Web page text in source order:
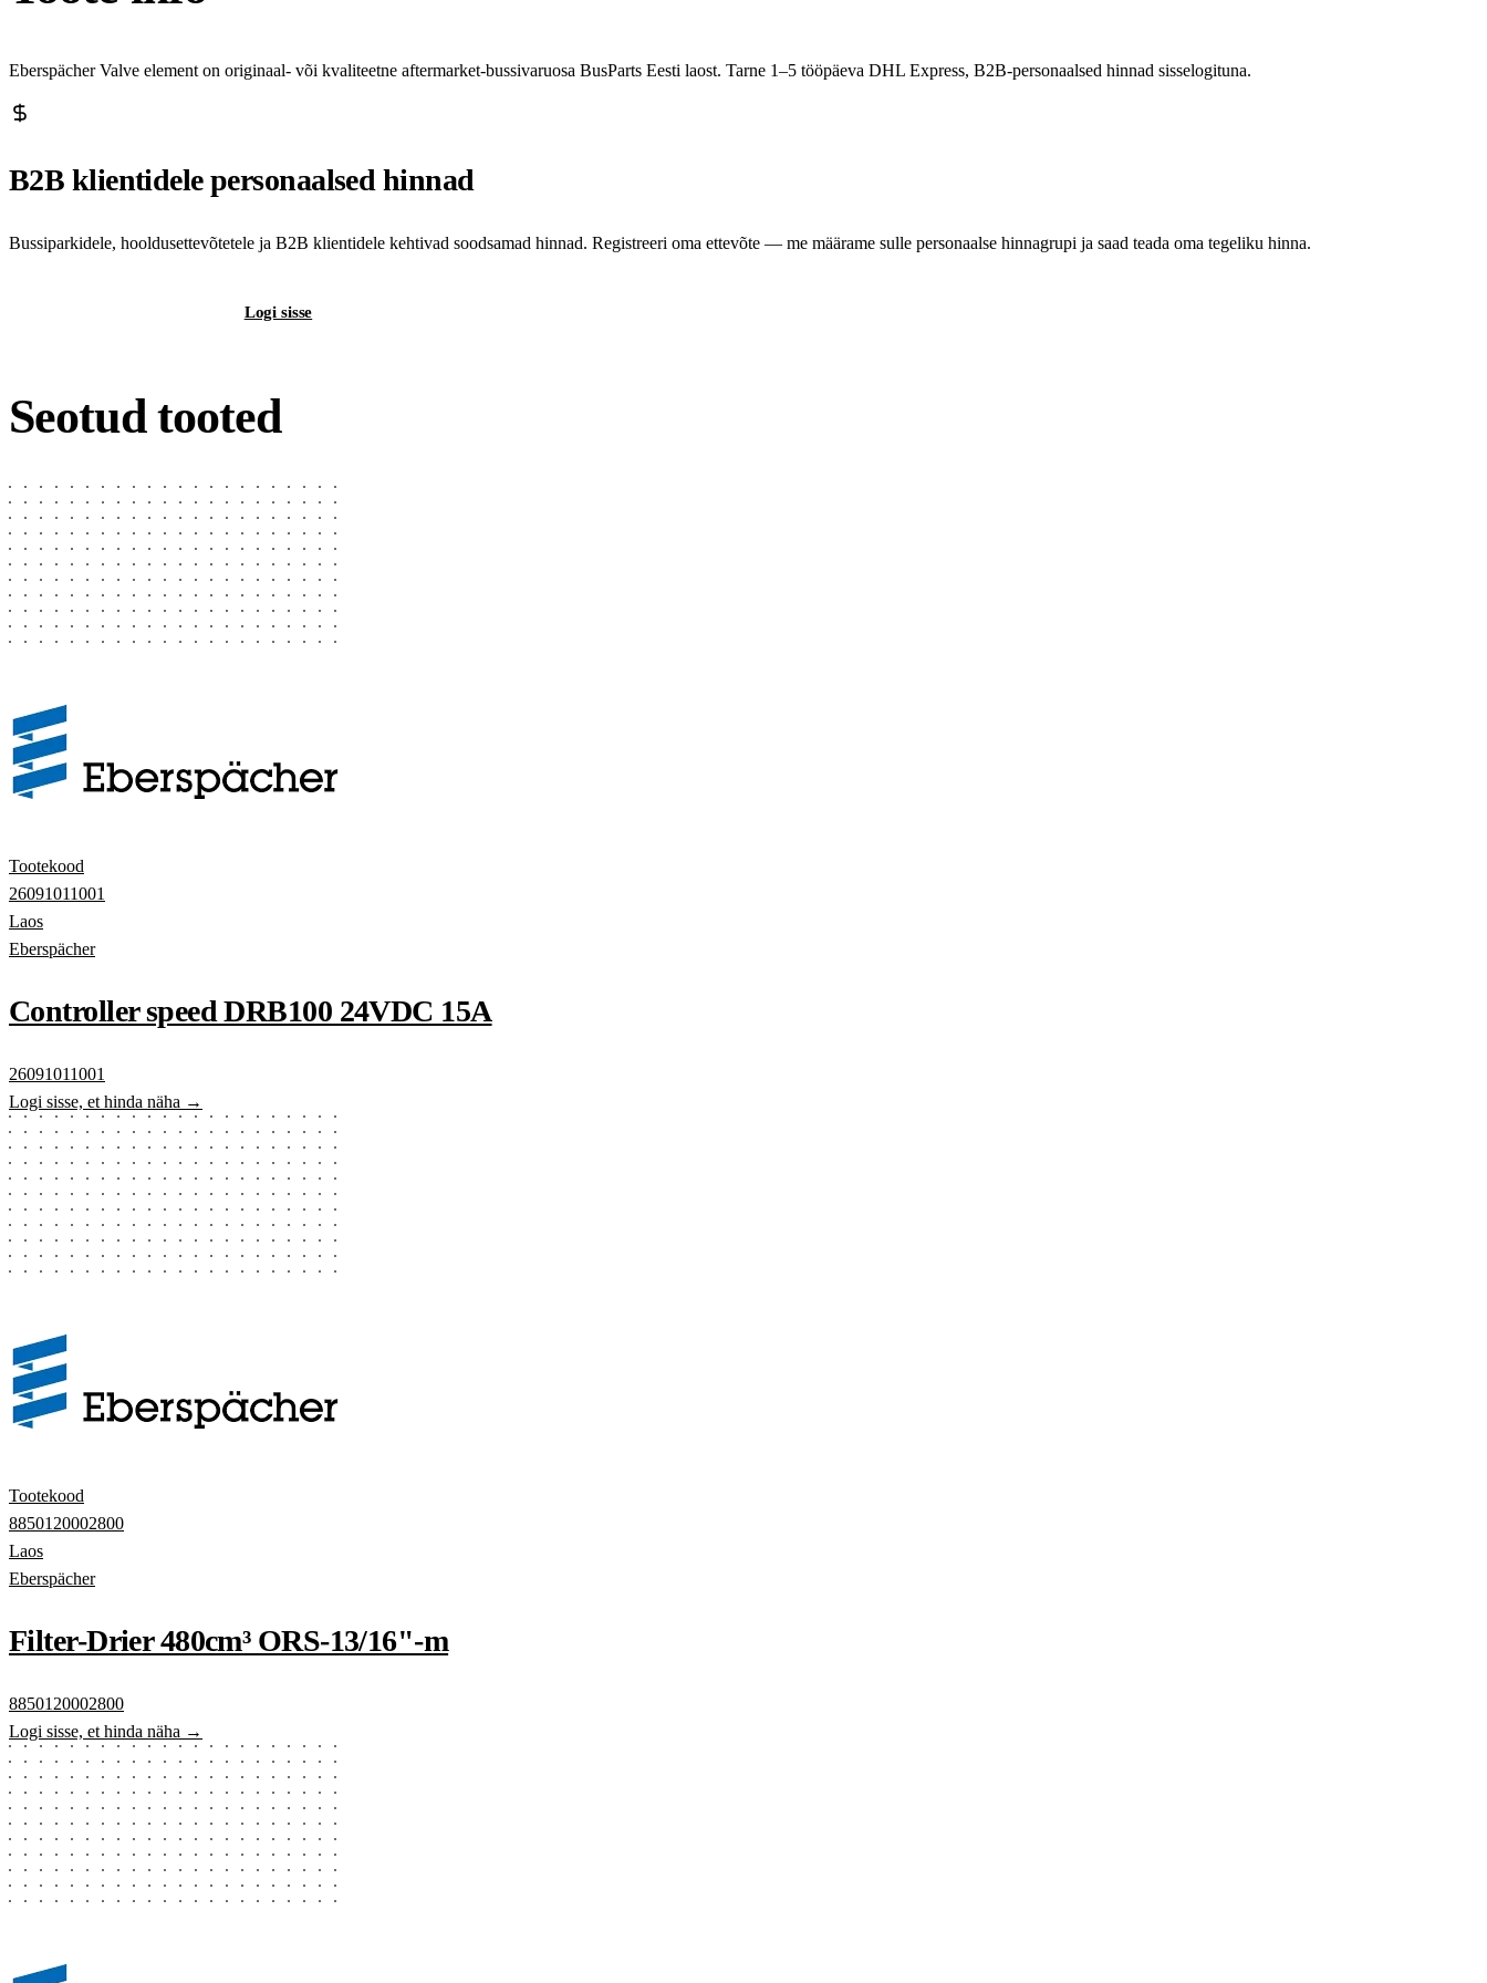
Eberspächer Valve element on originaal- või kvaliteetne aftermarket-bussivaruosa BusParts Eesti laost. Tarne 1–5 tööpäeva DHL Express, B2B-personaalsed hinnad sisselogituna.
B2B klientidele personaalsed hinnad
Bussiparkidele, hooldusettevõtetele ja B2B klientidele kehtivad soodsamad hinnad. Registreeri oma ettevõte — me määrame sulle personaalse hinnagrupi ja saad teada oma tegeliku hinna.
Logi sisse
Seotud tooted
Tootekood
26091011001
Laos
Eberspächer
Controller speed DRB100 24VDC 15A
26091011001
Logi sisse, et hinda näha →
Tootekood
8850120002800
Laos
Eberspächer
Filter-Drier 480cm³ ORS-13/16"-m
8850120002800
Logi sisse, et hinda näha →